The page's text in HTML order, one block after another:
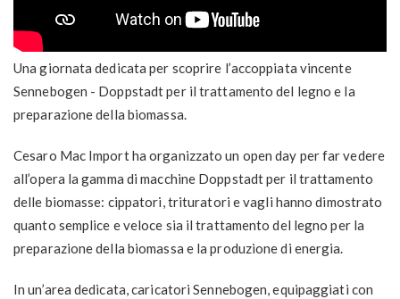
Una giornata dedicata per scoprire l’accoppiata vincente
Sennebogen - Doppstadt per il trattamento del legno e la
preparazione della biomassa.
Cesaro Mac Import ha organizzato un open day per far vedere
all’opera la gamma di macchine Doppstadt per il trattamento
delle biomasse: cippatori, trituratori e vagli hanno dimostrato
quanto semplice e veloce sia il trattamento del legno per la
preparazione della biomassa e la produzione di energia.
In un’area dedicata, caricatori Sennebogen, equipaggiati con